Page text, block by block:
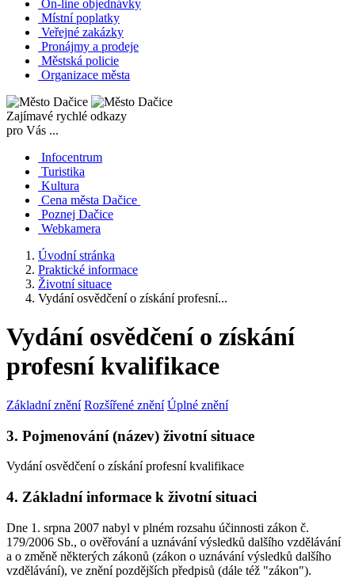
On-line objednávky
Místní poplatky
Veřejné zakázky
Pronájmy a prodeje
Městská policie
Organizace města
Zajímavé rychlé odkazy
pro Vás ...
Infocentrum
Turistika
Kultura
Cena města Dačice
Poznej Dačice
Webkamera
Úvodní stránka
Praktické informace
Životní situace
Vydání osvědčení o získání profesní...
Vydání osvědčení o získání
profesní kvalifikace
Základní znění Rozšířené znění Úplné znění
3. Pojmenování (název) životní situace
Vydání osvědčení o získání profesní kvalifikace
4. Základní informace k životní situaci
Dne 1. srpna 2007 nabyl v plném rozsahu účinnosti zákon č.
179/2006 Sb., o ověřování a uznávání výsledků dalšího vzdělávání
a o změně některých zákonů (zákon o uznávání výsledků dalšího
vzdělávání), ve znění pozdějších předpisů (dále též "zákon").